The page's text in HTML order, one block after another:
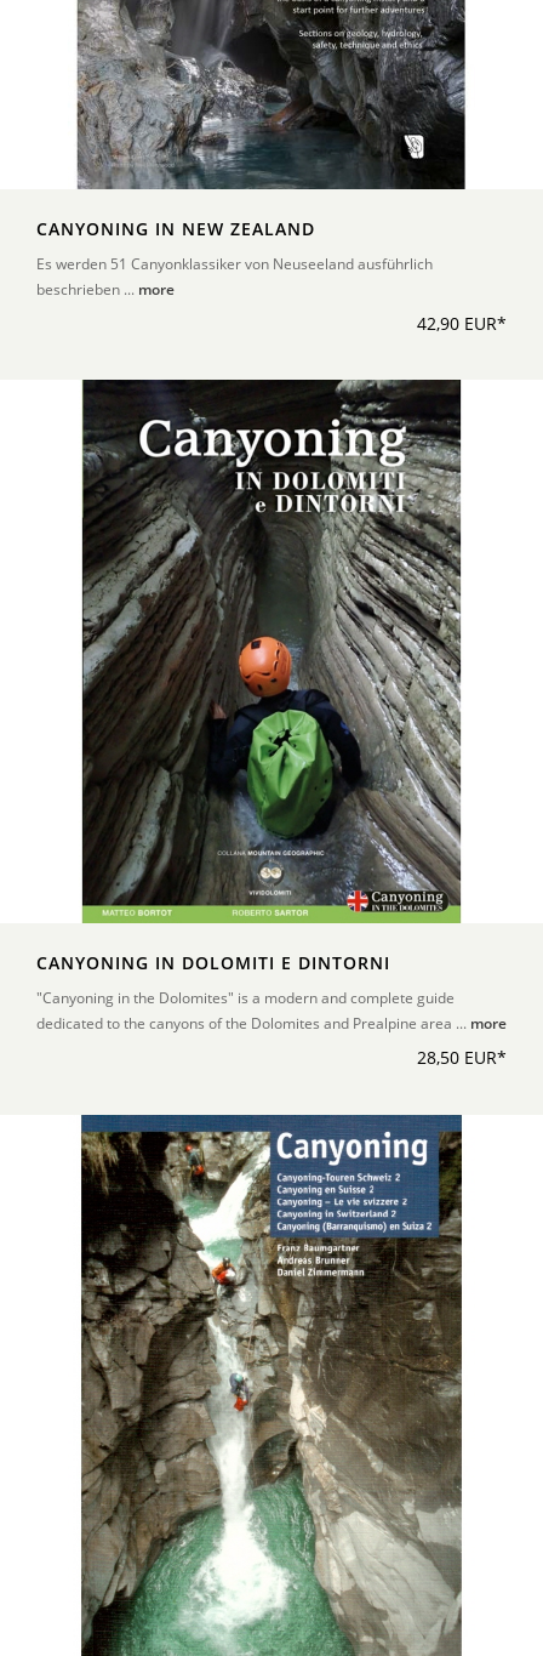
CANYONING IN NEW ZEALAND
Es werden 51 Canyonklassiker von Neuseeland ausführlich
beschrieben ... more
42,90 EUR*
CANYONING IN DOLOMITI E DINTORNI
"Canyoning in the Dolomites" is a modern and complete guide
dedicated to the canyons of the Dolomites and Prealpine area ... more
28,50 EUR*